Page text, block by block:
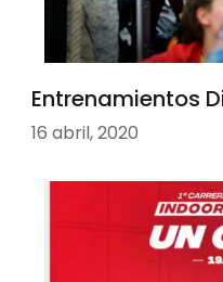
Entrenamientos
16 abril, 2020